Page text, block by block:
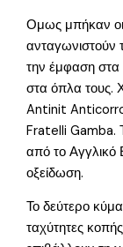
Ομως μπήκαν οι
την έμφαση στα
στα όπλα τους.
Antinit
Fratelli Gamba.
από το Αγγλικό
οξείδωση.
Το δεύτερο
ταχύτητες